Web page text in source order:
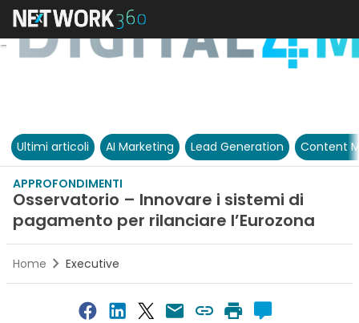
Ultimi articoli AI Marketing Lead Generation Content
APPROFONDIMENTI
Osservatorio – Innovare i sistemi di
pagamento per rilanciare l’Eurozona
Home Executive